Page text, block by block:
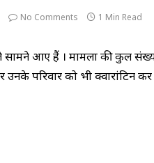
No Comments 1 Min Read
आए हैं । मामलों की कुल
परिवार को भी क्वारांटिन कर